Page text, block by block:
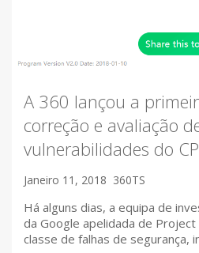
A 360 lançou a
correção e avaliação
vulnerabilidades do
Janeiro 11, 2018 360TS
Há alguns dias, a equipa de
da Google apelidada de
classe de falhas de segurança,